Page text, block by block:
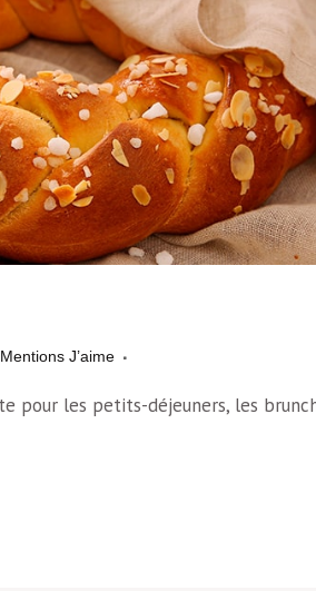
Mentions J’aime
pour les petits-déjeuners, les